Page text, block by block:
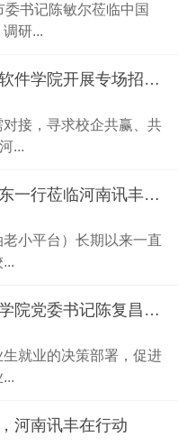
书记陈敏尔莅临中国
研...
河南讯丰赴河南财政金融学院软件学院开展专场招聘会活动
接，寻求校企共赢、共
...
平顶山技师学院党委书记张晓东一行莅临河南讯丰考察调研
小平台）长期以来一直
河南牧业经济学院金融与会计学院党委书记陈复昌一行莅临河南讯丰
就业的决策部署，促进
河南讯丰在行动